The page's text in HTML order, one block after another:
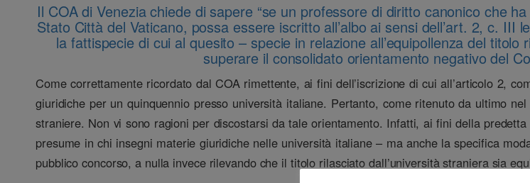
Il COA di Venezia chiede di sapere “se un professore di diritto canonico che
Stato Città del Vaticano, possa essere iscritto all’albo ai sensi dell’art. 2, c.
la fattispecie di cui al quesito – specie in relazione all’equipollenza del
superare il consolidato orientamento negativo del
Come correttamente ricordato dal COA rimettente, ai fini dell’iscrizione di cui all’articolo 2,
giuridiche per un quinquennio presso università italiane. Pertanto, come ritenuto da ultimo
straniere. Non vi sono ragioni per discostarsi da tale orientamento. Infatti, ai fini della
presume in chi insegni materie giuridiche nelle università italiane – ma anche la specifica
pubblico concorso, a nulla invece rilevando che il titolo rilasciato dall’università straniera sia